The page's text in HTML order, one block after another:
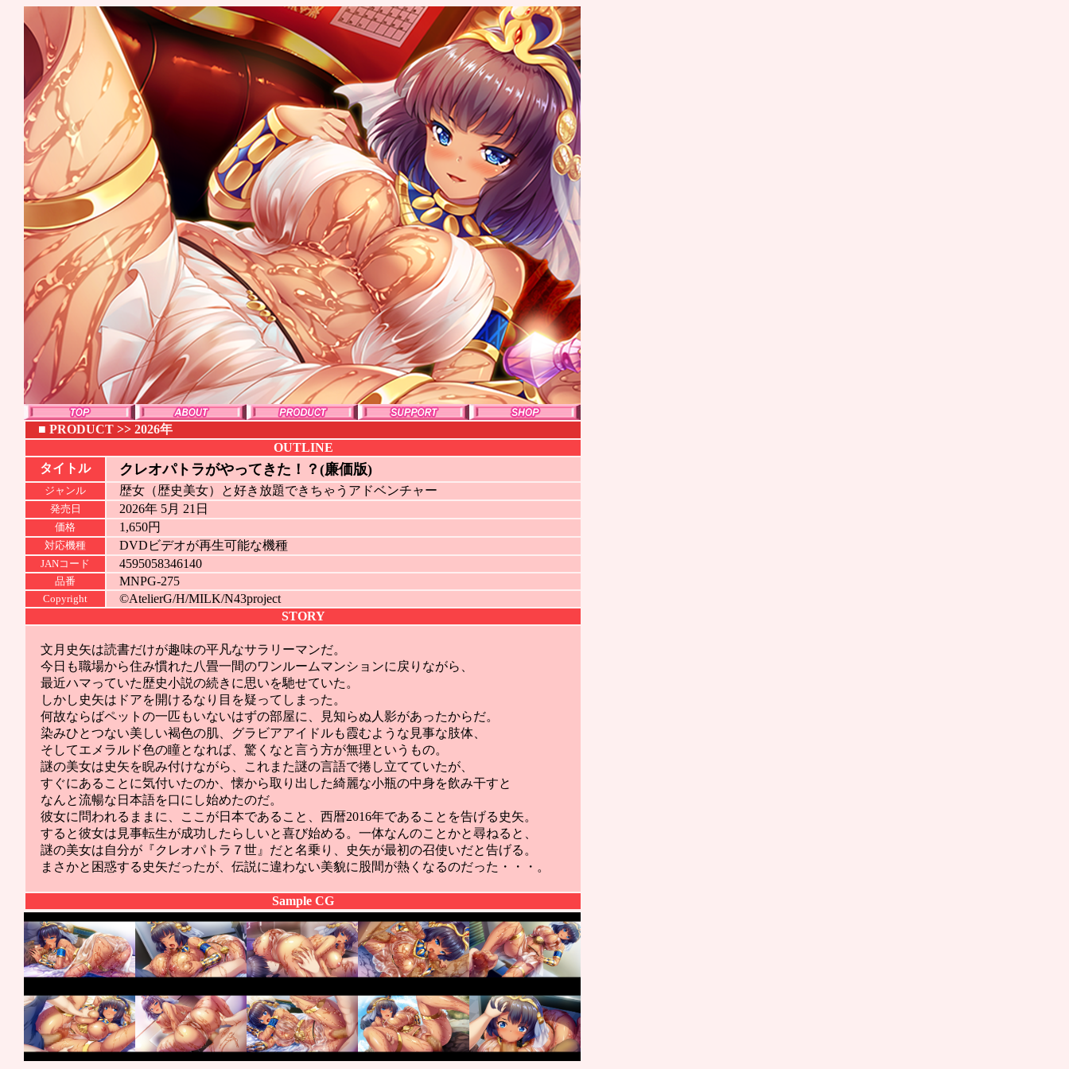
■ PRODUCT >> 2026年
OUTLINE
タイトル
クレオパトラがやってきた！？(廉価版)
ジャンル 歴女（歴史美女）と好き放題できちゃうアドベンチャー
発売日 2026年 5月 21日
価格 1,650円
対応機種 DVDビデオが再生可能な機種
JANコード 4595058346140
品番 MNPG-275
Copyright
©AtelierG/H/MILK/N43project
STORY
文月史矢は読書だけが趣味の平凡なサラリーマンだ。
今日も職場から住み慣れた八畳一間のワンルームマンションに戻りながら、
最近ハマっていた歴史小説の続きに思いを馳せていた。
しかし史矢はドアを開けるなり目を疑ってしまった。
何故ならばペットの一匹もいないはずの部屋に、見知らぬ人影があったからだ。
染みひとつない美しい褐色の肌、グラビアアイドルも霞むような見事な肢体、
そしてエメラルド色の瞳となれば、驚くなと言う方が無理というもの。
謎の美女は史矢を睨み付けながら、これまた謎の言語で捲し立てていたが、
すぐにあることに気付いたのか、懐から取り出した綺麗な小瓶の中身を飲み干すと
なんと流暢な日本語を口にし始めたのだ。
彼女に問われるままに、ここが日本であること、西暦2016年であることを告げる史矢。
すると彼女は見事転生が成功したらしいと喜び始める。一体なんのことかと尋ねると、
謎の美女は自分が『クレオパトラ７世』だと名乗り、史矢が最初の召使いだと告げる。
まさかと困惑する史矢だったが、伝説に違わない美貌に股間が熱くなるのだった・・・。
Sample CG